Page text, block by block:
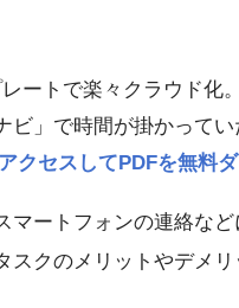
ートで楽々クラウド化。
」で時間が掛かってい
クセスしてPDFを無料
マートフォンの連絡な
スクのメリットやデメ